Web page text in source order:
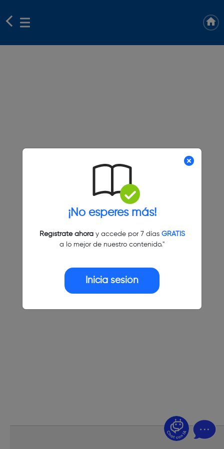
¡No esperes más!
Regístrate ahoray accede por 7 días GRATIS
a lo mejor de nuestro contenido."
Inicia sesión